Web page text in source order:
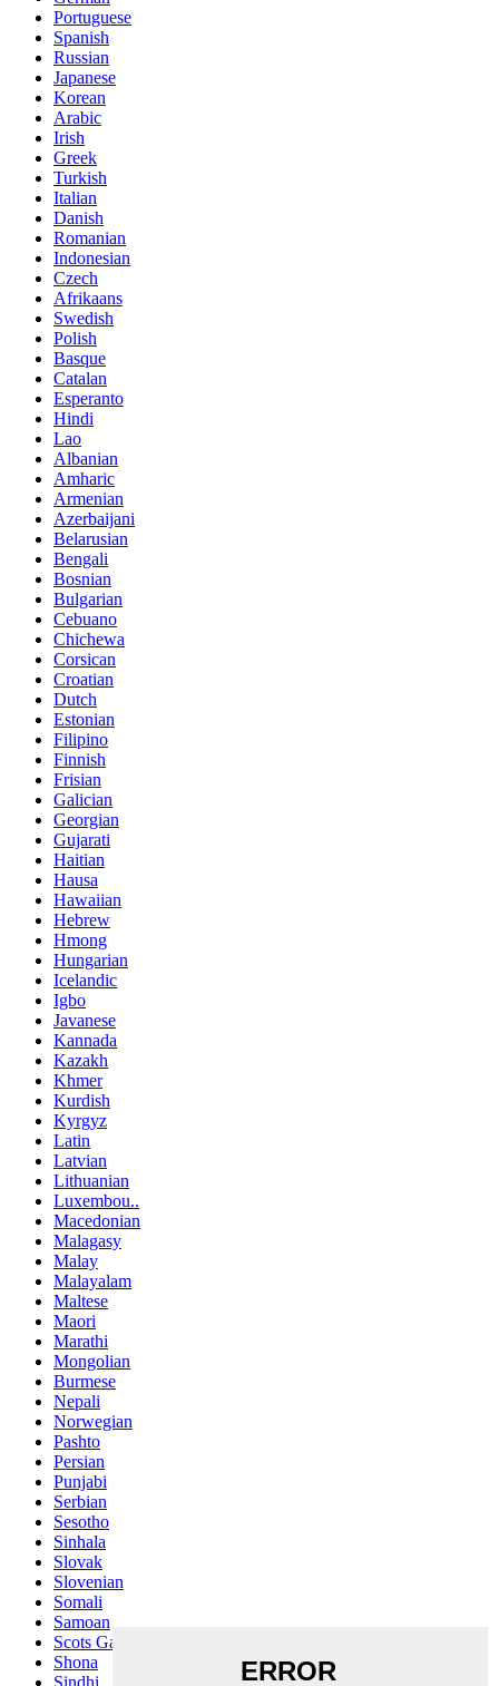
Portuguese
Spanish
Russian
Japanese
Korean
Arabic
Irish
Greek
Turkish
Italian
Danish
Romanian
Indonesian
Czech
Afrikaans
Swedish
Polish
Basque
Catalan
Esperanto
Hindi
Lao
Albanian
Amharic
Armenian
Azerbaijani
Belarusian
Bengali
Bosnian
Bulgarian
Cebuano
Chichewa
Corsican
Croatian
Dutch
Estonian
Filipino
Finnish
Frisian
Galician
Georgian
Gujarati
Haitian
Hausa
Hawaiian
Hebrew
Hmong
Hungarian
Icelandic
Igbo
Javanese
Kannada
Kazakh
Khmer
Kurdish
Kyrgyz
Latin
Latvian
Lithuanian
Luxembou..
Macedonian
Malagasy
Malay
Malayalam
Maltese
Maori
Marathi
Mongolian
Burmese
Nepali
Norwegian
Pashto
Persian
Punjabi
Serbian
Sesotho
Sinhala
Slovak
Slovenian
Somali
Samoan
Scots Gaelic
Shona
Sindhi